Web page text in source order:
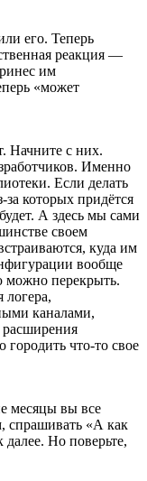
его. Теперь
реакция —
им
«может
Начните с них.
Именно
Если делать
которых придётся
А здесь мы сами
своем
куда им
вообще
перекрыть.
каналами,
что-то свое
месяцы вы все
спрашивать «А как
далее. Но поверьте,